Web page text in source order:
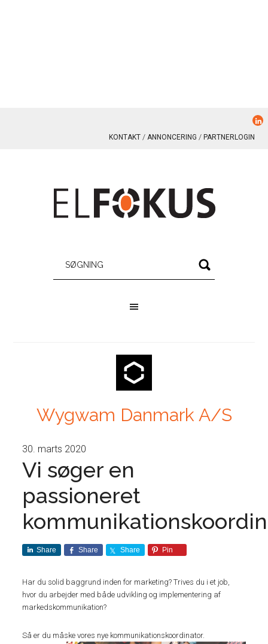
KONTAKT ANNONCERING PARTNERLOGIN
Wygwam Danmark A/S
30. marts 2020
Vi søger en
passioneret
Share Share Share Pin
Har du solid baggrund inden for marketing? Trives du i et job,
hvor du arbejder med både udvikling og implementering af
markedskommunikation?
Så er du måske vores nye kommunikationskoordinator.